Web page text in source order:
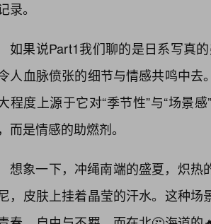
录。
如果说Part1我们聊的是日系写真
人血脉偾张的细节与情感共鸣中
程度上源于它对“季节性”与“场景
而是情感的助燃剂。
想象一下，冲绳南端的盛夏，炽热
，皮肤上挂着晶莹的汗水。这种